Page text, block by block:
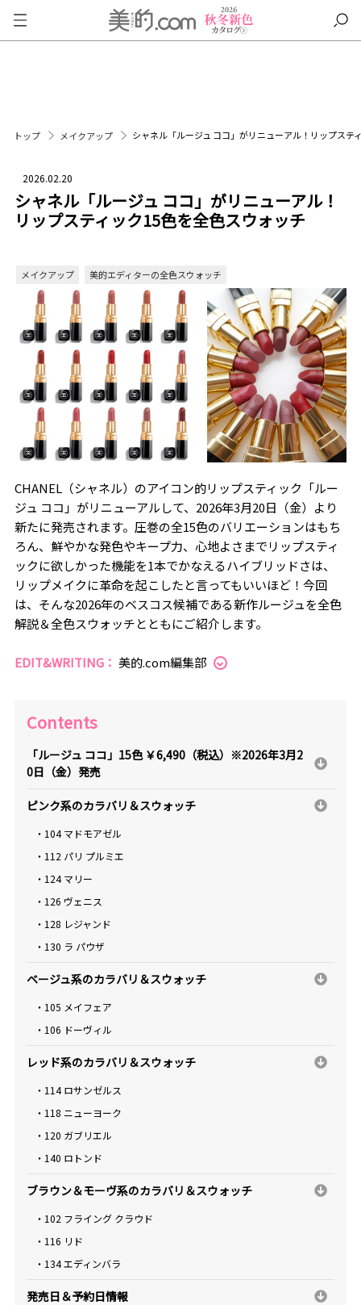
トップ メイクアップ シャネル「ルージュ ココ」がリニューアル！リップステ
2026.02.20
シャネル「ルージュ ココ」がリニューアル！
リップスティック15色を全色スウォッチ
メイクアップ 美的エディターの全色スウォッチ
CHANEL（シャネル）のアイコン的リップスティック「ルー
ジュ ココ」がリニューアルして、2026年3月20日（金）より
新たに発売されます。圧巻の全15色のバリエーションはもち
ろん、鮮やかな発色やキープ力、心地よさまで――リップスティ
ックに欲しかった機能を1本でかなえるハイブリッドさは、
リップメイクに革命を起こしたと言ってもいいほど！今回
は、そんな2026年のベスコス候補である新作ルージュを全色
解説＆全色スウォッチとともにご紹介します。
EDIT&WRITING： 美的.com編集部
Contents
「ルージュ ココ」15色 ￥6,490（税込）※2026年3月2
0日（金）発売
ピンク系のカラバリ＆スウォッチ
・104 マドモアゼル
・112 パリ プルミエ
・124 マリー
・126 ヴェニス
・128 レジャンド
・130 ラ パウザ
ベージュ系のカラバリ＆スウォッチ
・105 メイフェア
・106 ドーヴィル
レッド系のカラバリ＆スウォッチ
・114 ロサンゼルス
・118 ニューヨーク
・120 ガブリエル
・140 ロトンド
ブラウン＆モーヴ系のカラバリ＆スウォッチ
・102 フライング クラウド
・116 リド
・134 エディンバラ
発売日＆予約日情報